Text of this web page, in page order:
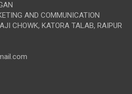
AND COMMUNICATION
CHOWK, KATORA TALAB, RAIPUR